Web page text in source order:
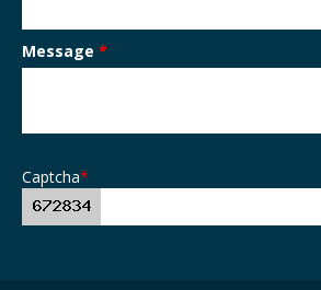
Message *
Captcha*